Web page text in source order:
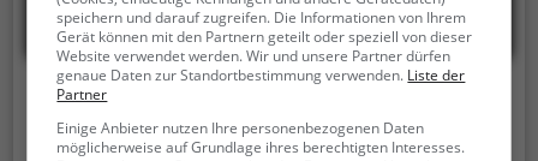
Olympisches Museum
Avenue de l'Élysée 34, 1006 Lausanne
speichern und darauf zugreifen. Die Informationen von Ihrem
Gerät können mit den Partnern geteilt oder speziell von dieser
Website verwendet werden. Wir und unsere Partner dürfen
genaue Daten zur Standortbestimmung verwenden. Liste der
Partner
Einige Anbieter nutzen Ihre personenbezogenen Daten
möglicherweise auf Grundlage ihres berechtigten Interesses.